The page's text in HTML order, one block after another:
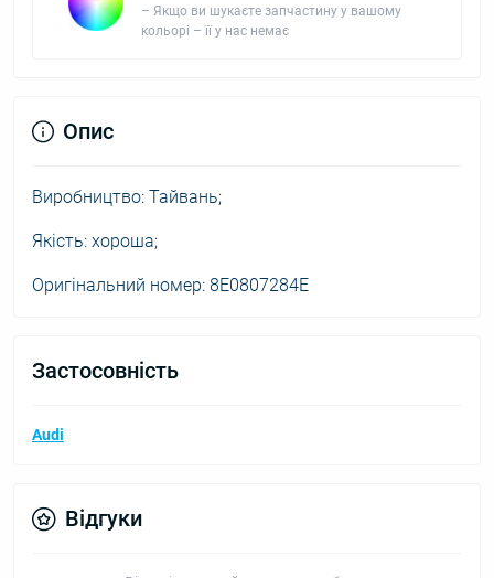
– Якщо ви шукаєте запчастину у вашому
кольорі – її у нас немає
Опис
Виробництво: Тайвань;
Якість: хороша;
Оригінальний номер: 8E0807284E
Застосовність
Audi
Відгуки